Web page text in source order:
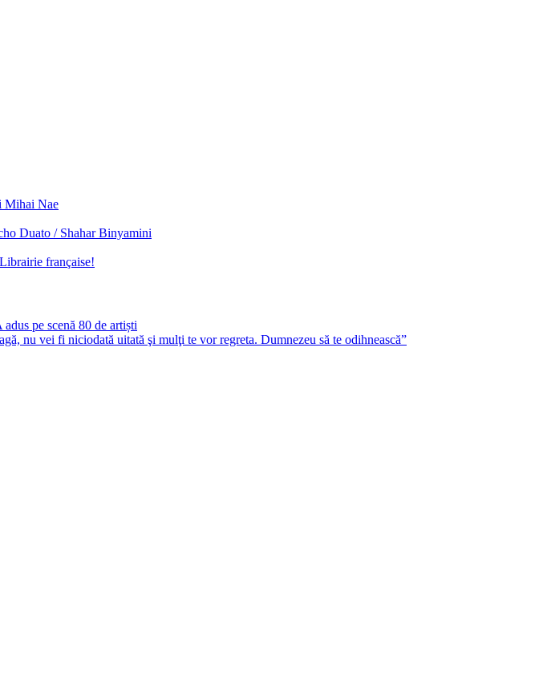
Mihai Nae
Duato / Shahar Binyamini
française!
pe scenă 80 de artiști
nu vei fi niciodată uitată şi mulţi te vor regreta. Dumnezeu să te odihnească”